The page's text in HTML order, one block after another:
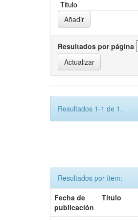
Resultados por página
Resultados 1-1 de 1.
Resultados por ítem:
Fecha de
publicación
Título